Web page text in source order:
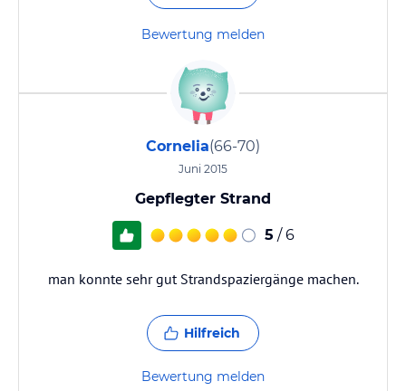
Bewertung melden
Cornelia(66-70)
Juni 2015
Gepflegter Strand
5 / 6
man konnte sehr gut Strandspaziergänge machen.
Hilfreich
Bewertung melden